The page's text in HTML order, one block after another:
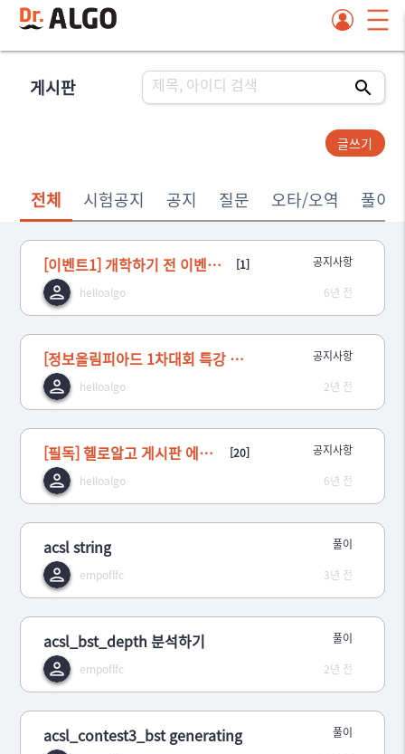
게시판
글쓰기
전체 시험공지 공지 질문 오타/오역 풀이
[이벤트1] 개학하기 전 이벤트 정도는 괜찮잖아? 2편
[1]
helloalgo
공지사항
6년 전
[정보올림피아드 1차대회 특강 안내]
helloalgo
공지사항
2년 전
[필독] 헬로알고 게시판 에티켓 관련 공지사항
[20]
helloalgo
공지사항
6년 전
acsl string
empoflfc
풀이
3년 전
acsl_bst_depth 분석하기
empoflfc
풀이
2년 전
acsl_contest3_bst generating
풀이